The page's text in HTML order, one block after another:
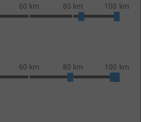
60 km 80 km 100 km
60 km 80 km 100 km